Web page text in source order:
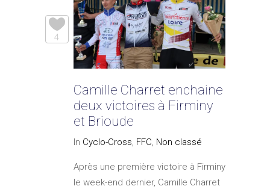
4
Camille Charret enchaine
deux victoires à Firminy
et Brioude
In Cyclo-Cross, FFC, Non classé
Après une première victoire à Firminy
le week-end dernier, Camille Charret